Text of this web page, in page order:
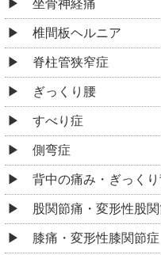
坐骨神経痛
椎間板ヘルニア
脊柱管狭窄症
ぎっくり腰
すべり症
側弯症
背中の痛み・ぎっくり
股関節痛・変形性股
膝痛・変形性膝関節症